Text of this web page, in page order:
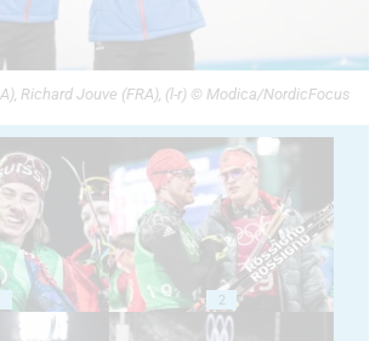
Richard Jouve (FRA), (l-r) © Modica/NordicFocus
2